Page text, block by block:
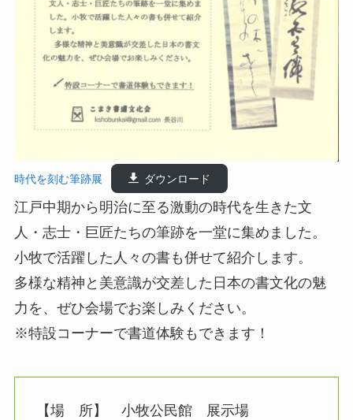
時代を刻む筆跡展 ダウンロード
江戸中期から明治に至る激動の時代を生きた文
人・志士・巨匠たちの筆跡を一堂に集めました。
小牧で活躍した人々の書も併せて紹介します。
多様な精神と美意識が交差した日本の書文化の魅
力を、ぜひ会場でお楽しみください。
※特設コーナーで書道体験もできます！
【場 所】 小牧公民館 展示場